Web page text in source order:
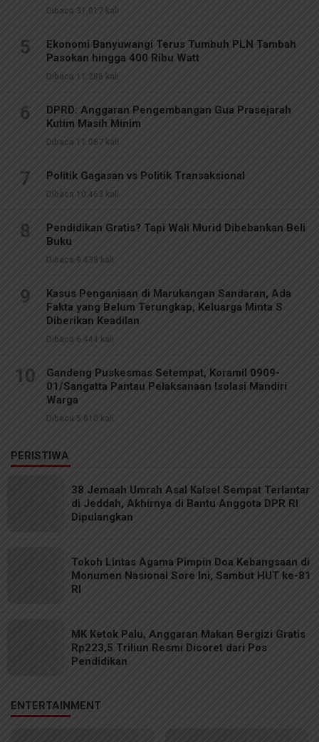
Dibaca 31.017 kali
5
Ekonomi Banyuwangi Terus Tumbuh PLN Tambah
Pasokan hingga 400 Ribu Watt
Dibaca 11.286 kali
6
DPRD: Anggaran Pengembangan Gua Prasejarah
Kutim Masih Minim
Dibaca 11.087 kali
7 Politik Gagasan vs Politik Transaksional
Dibaca 10.463 kali
8
Pendidikan Gratis? Tapi Wali Murid Dibebankan Beli
Buku
Dibaca 9.438 kali
9
Kasus Penganiaan di Marukangan Sandaran, Ada
Fakta yang Belum Terungkap, Keluarga Minta S
Diberikan Keadilan
Dibaca 6.444 kali
10
Gandeng Puskesmas Setempat, Koramil 0909-
01/Sangatta Pantau Pelaksanaan Isolasi Mandiri
Warga
Dibaca 5.810 kali
PERISTIWA
38 Jemaah Umrah Asal Kalsel Sempat Terlantar
di Jeddah, Akhirnya di Bantu Anggota DPR RI
Dipulangkan
Tokoh Lintas Agama Pimpin Doa Kebangsaan di
Monumen Nasional Sore Ini, Sambut HUT ke-81
RI
MK Ketok Palu, Anggaran Makan Bergizi Gratis
Rp223,5 Triliun Resmi Dicoret dari Pos
Pendidikan
ENTERTAINMENT